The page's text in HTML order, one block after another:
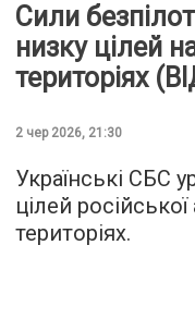
Сили
низку цілей
територіях
2 чер 2026, 21:30
Українські СБС
цілей
територіях.